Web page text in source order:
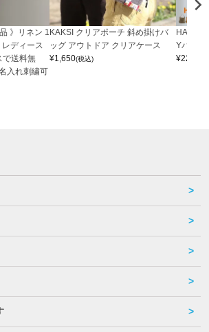
》リネン 1
ディース
で送料無
入れ刺繍可
KAKSI クリアポーチ 斜め掛けバ
ッグ アウトドア クリアケース
¥1,650(税込)
Yバッグ
¥22,000